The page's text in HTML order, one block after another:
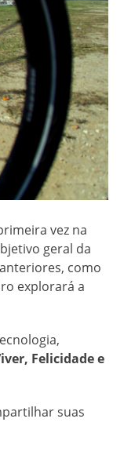
vez na
geral da
como
explorará a
Felicidade e
suas